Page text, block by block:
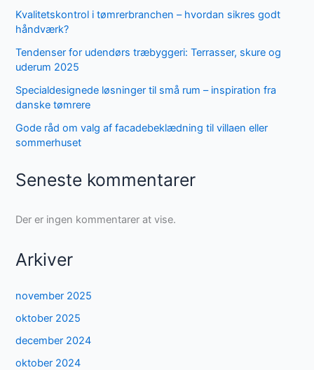
Kvalitetskontrol i tømrerbranchen – hvordan sikres godt
håndværk?
Tendenser for udendørs træbyggeri: Terrasser, skure og
uderum 2025
Specialdesignede løsninger til små rum – inspiration fra
danske tømrere
Gode råd om valg af facadebeklædning til villaen eller
sommerhuset
Seneste kommentarer
Der er ingen kommentarer at vise.
Arkiver
november 2025
oktober 2025
december 2024
oktober 2024